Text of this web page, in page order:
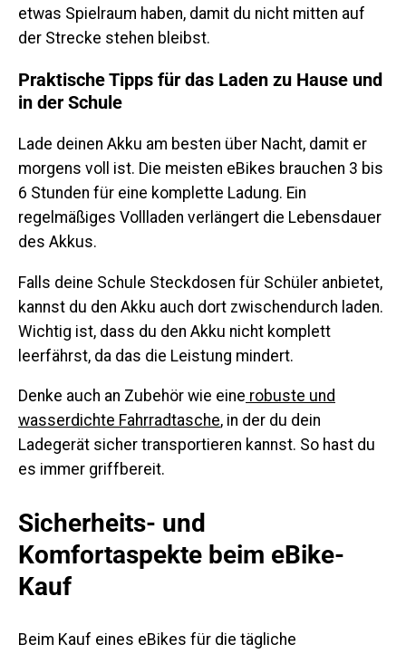
etwas Spielraum haben, damit du nicht mitten auf
der Strecke stehen bleibst.
Praktische Tipps für das Laden zu Hause und
in der Schule
Lade deinen Akku am besten über Nacht, damit er
morgens voll ist. Die meisten eBikes brauchen 3 bis
6 Stunden für eine komplette Ladung. Ein
regelmäßiges Vollladen verlängert die Lebensdauer
des Akkus.
Falls deine Schule Steckdosen für Schüler anbietet,
kannst du den Akku auch dort zwischendurch laden.
Wichtig ist, dass du den Akku nicht komplett
leerfährst, da das die Leistung mindert.
Denke auch an Zubehör wie eine robuste und
wasserdichte Fahrradtasche, in der du dein
Ladegerät sicher transportieren kannst. So hast du
es immer griffbereit.
Sicherheits- und
Komfortaspekte beim eBike-
Kauf
Beim Kauf eines eBikes für die tägliche